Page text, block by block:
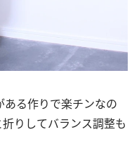
る作りで楽チンなの
りしてバランス調整も